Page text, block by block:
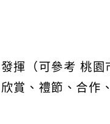
揮（可參考 桃
賞、禮節、合作